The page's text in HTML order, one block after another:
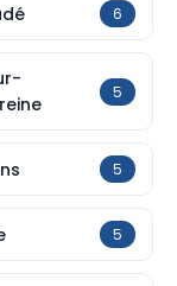
6
5
5
5